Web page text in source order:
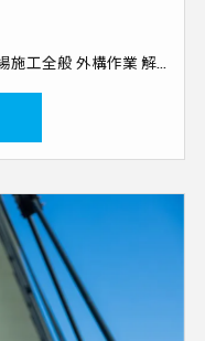
橋梁補修工事 橋梁耐震補強工事の現場施工全般 外構作業 解体作業 土木作業のスペシャリスト